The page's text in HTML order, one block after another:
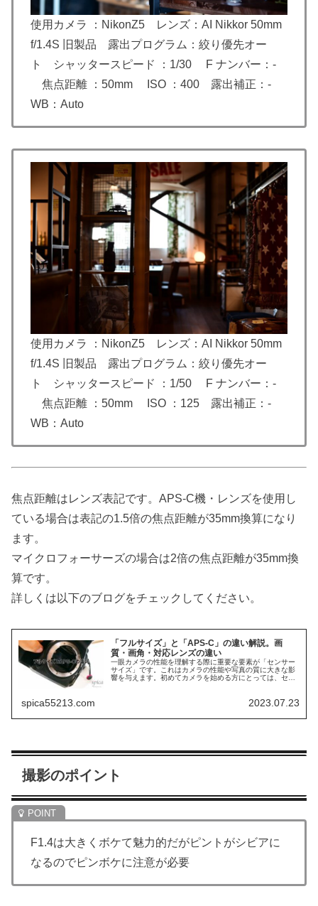
使用カメラ ：NikonZ5 レンズ：AI Nikkor 50mm
f/1.4S 旧製品 露出プログラム：絞り優先オー
ト シャッタースピード ：1/30 F ナンバー：-
焦点距離 ：50mm ISO ：400 露出補正：-
WB：Auto
使用カメラ ：NikonZ5 レンズ：AI Nikkor 50mm
f/1.4S 旧製品 露出プログラム：絞り優先オー
ト シャッタースピード ：1/50 F ナンバー：-
焦点距離 ：50mm ISO ：125 露出補正：-
WB：Auto
焦点距離はレンズ表記です。APS-C機・レンズを使用し
ている場合は表記の1.5倍の焦点距離が35mm換算になり
ます。
マイクロフォーサーズの場合は2倍の焦点距離が35mm換
算です。
詳しくは以下のブログをチェックしてください。
「フルサイズ」と「APS-C」の違い解説。画
質・画角・対応レンズの違い
一眼カメラの性能を理解する際に重要な要素が「センサー
サイズ」です。これはカメラの性能や写真の質に大きな影
響を与えます。初めてカメラを始める方にとっては、セン
spica55213.com 2023.07.23
撮影のポイント
F1.4は大きくボケて魅力的だがピントがシビアに
なるのでピンボケに注意が必要